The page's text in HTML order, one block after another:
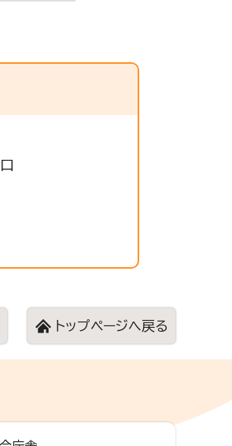
トップページへ戻る